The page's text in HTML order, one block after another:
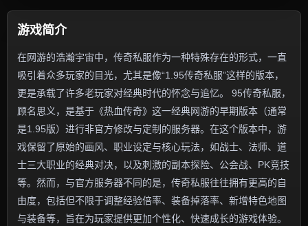
游戏简介
在网游的浩瀚宇宙中，传奇私服作为一种特殊存在的形式，一直
吸引着众多玩家的目光，尤其是像“1.95传奇私服”这样的版本，
更是承载了许多老玩家对经典时代的怀念与追忆。 95传奇私服，
顾名思义，是基于《热血传奇》这一经典网游的早期版本（通常
是1.95版）进行非官方修改与定制的服务器。在这个版本中，游
戏保留了原始的画风、职业设定与核心玩法，如战士、法师、道
士三大职业的经典对决，以及刺激的副本探险、公会战、PK竞技
等。然而，与官方服务器不同的是，传奇私服往往拥有更高的自
由度，包括但不限于调整经验倍率、装备掉落率、新增特色地图
与装备等，旨在为玩家提供更加个性化、快速成长的游戏体验。